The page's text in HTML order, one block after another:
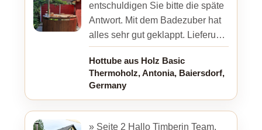
entschuldigen Sie bitte die späte
Antwort. Mit dem Badezuber hat
alles sehr gut geklappt. Lieferung
und Aufbau sind tadellos
abgelaufen. Auch das erste ...
Hottube aus Holz Basic
Thermoholz, Antonia, Baiersdorf,
Germany
» Seite 2 Hallo Timberin Team,